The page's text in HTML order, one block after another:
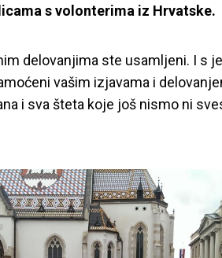
s volonterima iz Hrvatske.
delovanjima ste usamljeni. I s
vašim izjavama i
i sva šteta koje još nismo ni